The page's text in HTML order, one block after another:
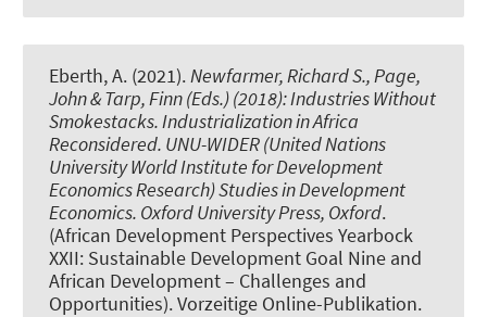
Eberth, A. (2021).Newfarmer, Richard S., Page,
John & Tarp, Finn (Eds.) (2018): Industries Without
Smokestacks. Industrialization in Africa
Reconsidered. UNU-WIDER (United Nations
University World Institute for Development
Economics Research) Studies in Development
Economics. Oxford University Press, Oxford.
(African Development Perspectives Yearbock
XXII: Sustainable Development Goal Nine and
African Development – Challenges and
Opportunities). Vorzeitige Online-Publikation.